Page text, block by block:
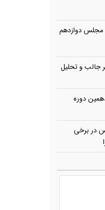
مجلس دوازدهم
جالب و تحلیل
دوره
در برخی